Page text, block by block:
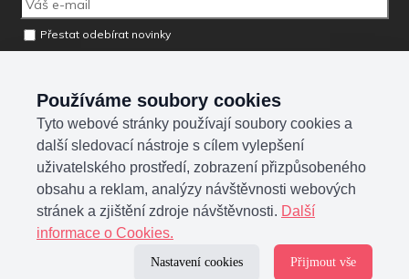
Přestat odebírat novinky
Sociální sítě
Používáme soubory cookies
Tyto webové stránky používají soubory cookies a
další sledovací nástroje s cílem vylepšení
uživatelského prostředí, zobrazení přizpůsobeného
obsahu a reklam, analýzy návštěvnosti webových
stránek a zjištění zdroje návštěvnosti. Další
informace o Cookies.
Nastavení cookies Přijmout vše